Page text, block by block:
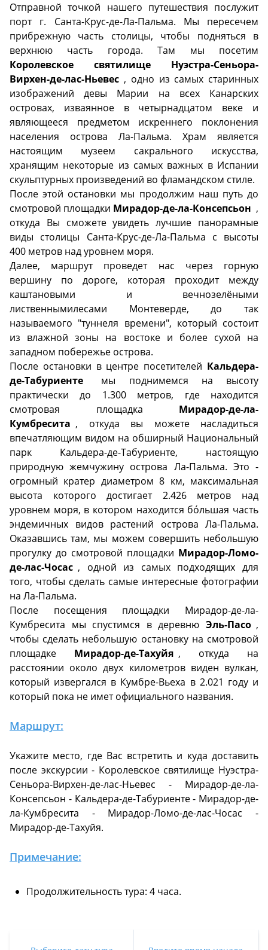
Отправной точкой нашего путешествия послужит
порт г. Санта-Крус-де-Ла-Пальма. Мы пересечем
прибрежную часть столицы, чтобы подняться в
верхнюю часть города. Там мы посетим
Королевское святилище Нуэстра-Сеньора-
Вирхен-де-лас-Ньевес , одно из самых старинных
изображений девы Марии на всех Канарских
островах, изваянное в четырнадцатом веке и
являющееся предметом искреннего поклонения
населения острова Ла-Пальма. Храм является
настоящим музеем сакрального искусства,
хранящим некоторые из самых важных в Испании
скульптурных произведений во фламандском стиле.
После этой остановки мы продолжим наш путь до
смотровой площадки Мирадор-де-ла-Консепсьон ,
откуда Вы сможете увидеть лучшие панорамные
виды столицы Санта-Крус-де-Ла-Пальма с высоты
400 метров над уровнем моря.
Далее, маршрут проведет нас через горную
вершину по дороге, которая проходит между
каштановыми и вечнозелёными
лиственнымилесами Монтеверде, до так
называемого "туннеля времени", который состоит
из влажной зоны на востоке и более сухой на
западном побережье острова.
После остановки в центре посетителей Кальдера-
де-Табуриенте
мы поднимемся на высоту
практически до 1.300 метров, где находится
смотровая площадка Мирадор-де-ла-
Кумбресита , откуда вы можете насладиться
впечатляющим видом на обширный Национальный
парк Кальдера-де-Табуриенте, настоящую
природную жемчужину острова Ла-Пальма. Это -
огромный кратер диаметром 8 км, максимальная
высота которого достигает 2.426 метров над
уровнем моря, в котором находится бóльшая часть
эндемичных видов растений острова Ла-Пальма.
Оказавшись там, мы можем совершить небольшую
прогулку до смотровой площадки Мирадор-Ломо-
де-лас-Чосас , одной из самых подходящих для
того, чтобы сделать самые интересные фотографии
на Ла-Пальма.
После посещения площадки Мирадор-де-ла-
Кумбресита мы спустимся в деревню Эль-Пасо ,
чтобы сделать небольшую остановку на смотровой
площадке Мирадор-де-Тахуйя , откуда на
расстоянии около двух километров виден вулкан,
который извергался в Кумбре-Вьеха в 2.021 году и
который пока не имет официального названия.
Маршрут:
Укажите место, где Вас встретить и куда доставить
после экскурсии - Королевское святилище Нуэстра-
Сеньора-Вирхен-де-лас-Ньевес - Мирадор-де-ла-
Консепсьон - Кальдера-де-Табуриенте - Мирадор-де-
ла-Кумбресита - Мирадор-Ломо-де-лас-Чосас -
Мирадор-де-Тахуйя.
Примечание:
Продолжительность тура: 4 часа.